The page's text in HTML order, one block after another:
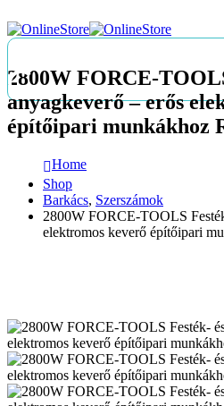
2800W FORCE-
anyagkeverő – erős
építőipari munkákhoz
Home
Shop
Barkács, Szerszámok
2800W FORCE-TOOLS
elektromos keverő építőipari